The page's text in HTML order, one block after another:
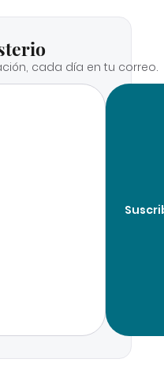
cada día en tu correo.